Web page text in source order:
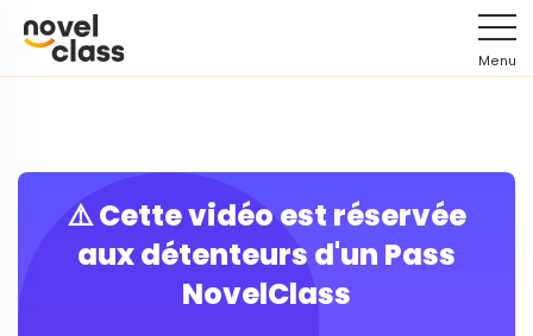
Menu
⚠️ Cette vidéo est réservée
aux détenteurs d'un Pass
NovelClass